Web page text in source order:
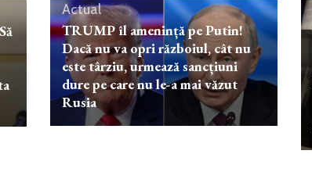
Actual
TRUMP îl amenință pe Putin!
Dacă nu va opri războiul, cât nu
este târziu, urmează sancțiuni
dure pe care nu le-a mai văzut
Rusia